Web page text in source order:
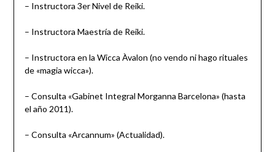
– Instructora 3er Nivel de Reiki.
– Instructora Maestría de Reiki.
– Instructora en la Wicca Àvalon (no vendo ni hago rituales
de «magia wicca»).
– Consulta «Gabinet Integral Morganna Barcelona» (hasta
el año 2011).
– Consulta «Arcannum» (Actualidad).